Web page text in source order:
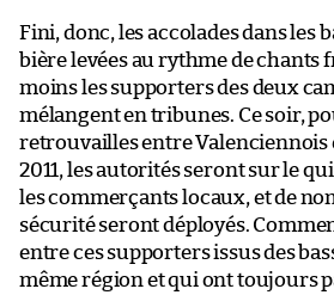
Fini, donc, les accolades dans les
bière levées au rythme de chants
moins les supporters des deux
mélangent en tribunes. Ce soir,
retrouvailles entre Valenciennois
2011, les autorités seront sur le
les commerçants locaux, et de
sécurité seront déployés.
entre ces supporters issus des
même région et qui ont toujours